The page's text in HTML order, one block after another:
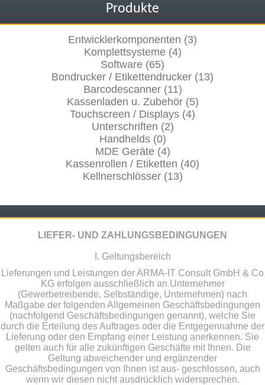
Produkte
Entwicklerkomponenten (3)
Komplettsysteme (4)
Software (65)
Bondrucker / Etikettendrucker (13)
Barcodescanner (11)
Kassenladen u. Zubehör (5)
Touchscreen / Displays (4)
Unterschriften (2)
Handhelds (0)
MDE Geräte (4)
Kassenrollen / Etiketten (40)
Kellnerschlösser (13)
LIEFER- UND ZAHLUNGSBEDINGUNGEN
I. Geltungsbereich
Lieferungen und Leistungen der ARMA-IT Consult GmbH & Co
KG erfolgen ausschließlich an Unternehmer
(Gewerbetreibende, Selbständige, Unternehmen) nach
Maßgabe der folgenden Allgemeinen Geschäftsbedingungen
(nachfolgend Geschäftsbedingungen genannt), welche Sie
durch die Erteilung des Auftrages oder die Entgegennahme der
Lieferung oder den Empfang einer Leistung anerkennen. Sie
gelten auch für alle zukünftigen Geschäfte mit Ihnen. Die
Geltung abweichender und ergänzender
Geschäftsbedingungen von Ihnen ist aus- geschlossen, auch
wenn wir diesen nicht ausdrücklich widersprechen.